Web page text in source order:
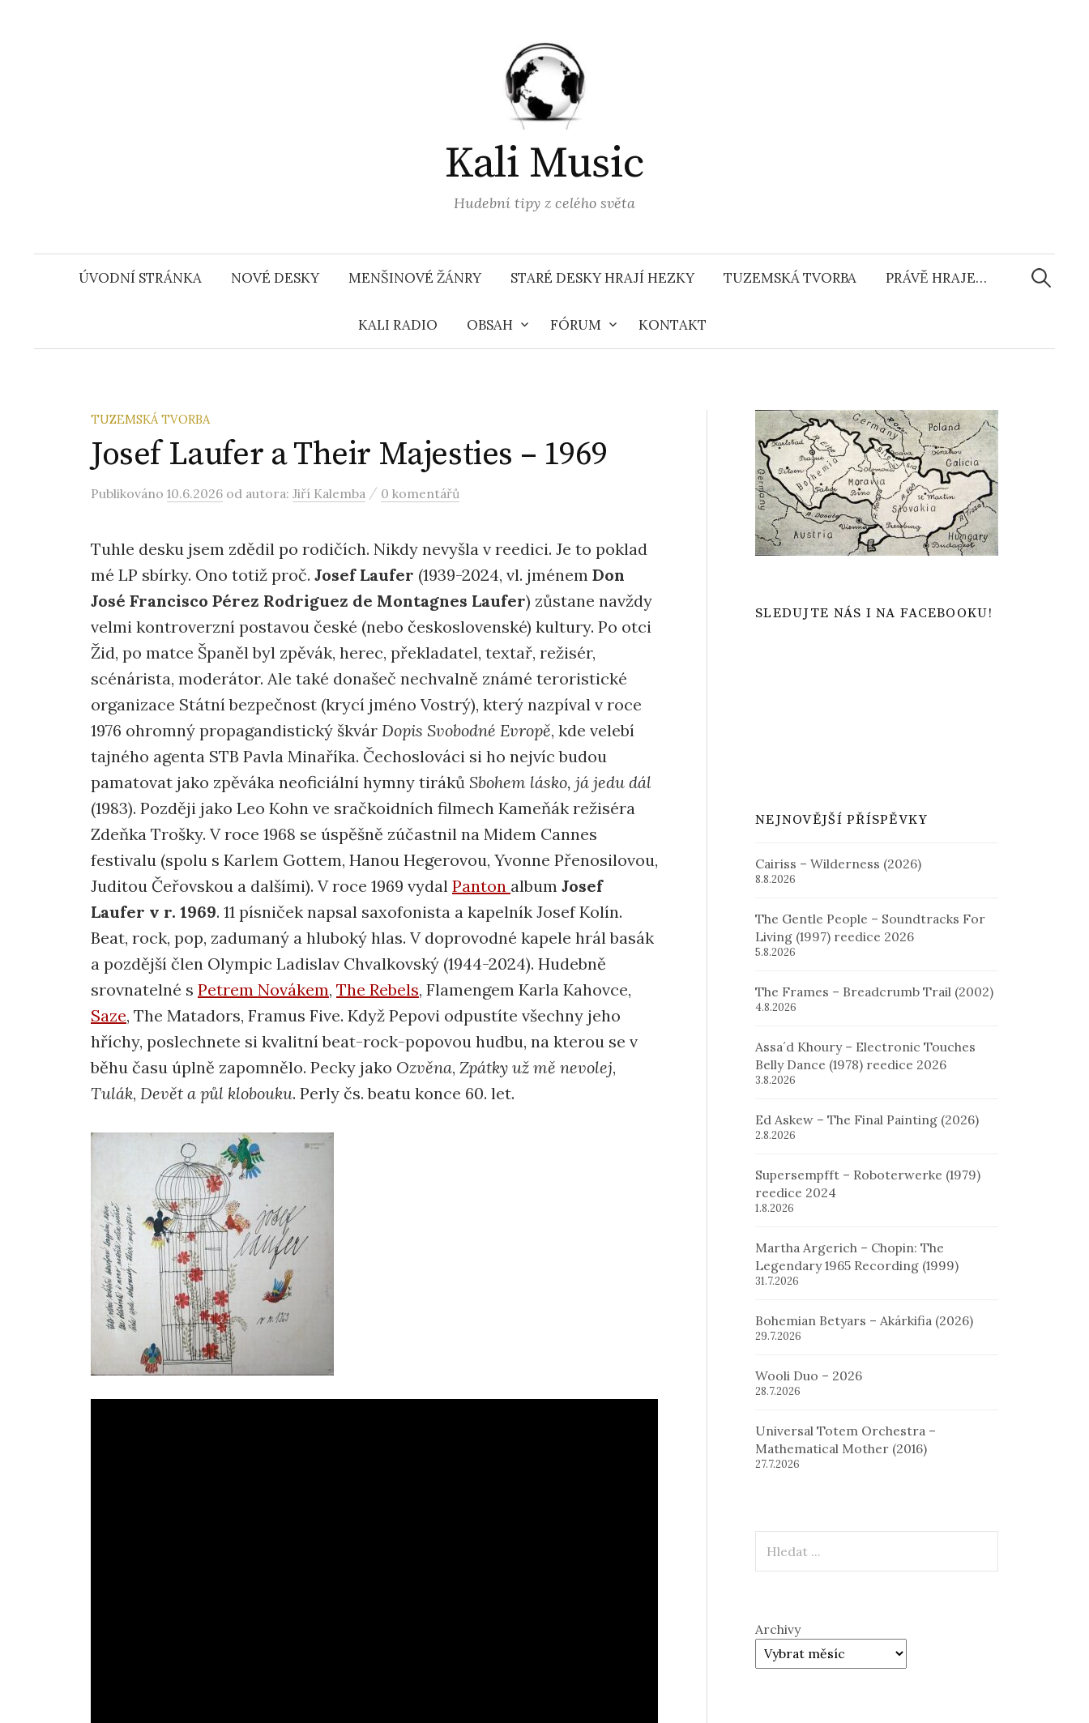
Kali Music
Hudební tipy z celého světa
ÚVODNÍ STRÁNKA NOVÉ DESKY MENŠINOVÉ ŽÁNRY STARÉ DESKY HRAJÍ HEZKY TUZEMSKÁ TVORBA PRÁVĚ HRAJE…
KALI RADIO OBSAH FÓRUM KONTAKT
TUZEMSKÁ TVORBA
Josef Laufer a Their Majesties – 1969
Publikováno 10.6.2026 od autora: Jiří Kalemba / 0 komentářů
Tuhle desku jsem zdědil po rodičích. Nikdy nevyšla v reedici. Je to poklad
mé LP sbírky. Ono totiž proč. Josef Laufer (1939-2024, vl. jménem Don
José Francisco Pérez Rodriguez de Montagnes Laufer) zůstane navždy
velmi kontroverzní postavou české (nebo československé) kultury. Po otci
Žid, po matce Španěl byl zpěvák, herec, překladatel, textař, režisér,
scénárista, moderátor. Ale také donašeč nechvalně známé teroristické
organizace Státní bezpečnost (krycí jméno Vostrý), který nazpíval v roce
1976 ohromný propagandistický škvár Dopis Svobodné Evropě, kde velebí
tajného agenta STB Pavla Minaříka. Čechoslováci si ho nejvíc budou
pamatovat jako zpěváka neoficiální hymny tiráků Sbohem lásko, já jedu dál
(1983). Později jako Leo Kohn ve sračkoidních filmech Kameňák režiséra
Zdeňka Trošky. V roce 1968 se úspěšně zúčastnil na Midem Cannes
festivalu (spolu s Karlem Gottem, Hanou Hegerovou, Yvonne Přenosilovou,
Juditou Čeřovskou a dalšími). V roce 1969 vydal Panton album Josef
Laufer v r. 1969. 11 písniček napsal saxofonista a kapelník Josef Kolín.
Beat, rock, pop, zadumaný a hluboký hlas. V doprovodné kapele hrál basák
a pozdější člen Olympic Ladislav Chvalkovský (1944-2024). Hudebně
srovnatelné s Petrem Novákem, The Rebels, Flamengem Karla Kahovce,
Saze, The Matadors, Framus Five. Když Pepovi odpustíte všechny jeho
hříchy, poslechnete si kvalitní beat-rock-popovou hudbu, na kterou se v
běhu času úplně zapomnělo. Pecky jako Ozvěna, Zpátky už mě nevolej,
Tulák, Devět a půl klobouku. Perly čs. beatu konce 60. let.
SLEDUJTE NÁS I NA FACEBOOKU!
NEJNOVĚJŠÍ PŘÍSPĚVKY
Cairiss – Wilderness (2026)
8.8.2026
The Gentle People – Soundtracks For
Living (1997) reedice 2026
5.8.2026
The Frames – Breadcrumb Trail (2002)
4.8.2026
Assa´d Khoury – Electronic Touches
Belly Dance (1978) reedice 2026
3.8.2026
Ed Askew – The Final Painting (2026)
2.8.2026
Supersempfft – Roboterwerke (1979)
reedice 2024
1.8.2026
Martha Argerich – Chopin: The
Legendary 1965 Recording (1999)
31.7.2026
Bohemian Betyars – Akárkifia (2026)
29.7.2026
Wooli Duo – 2026
28.7.2026
Universal Totem Orchestra –
Mathematical Mother (2016)
27.7.2026
Archivy